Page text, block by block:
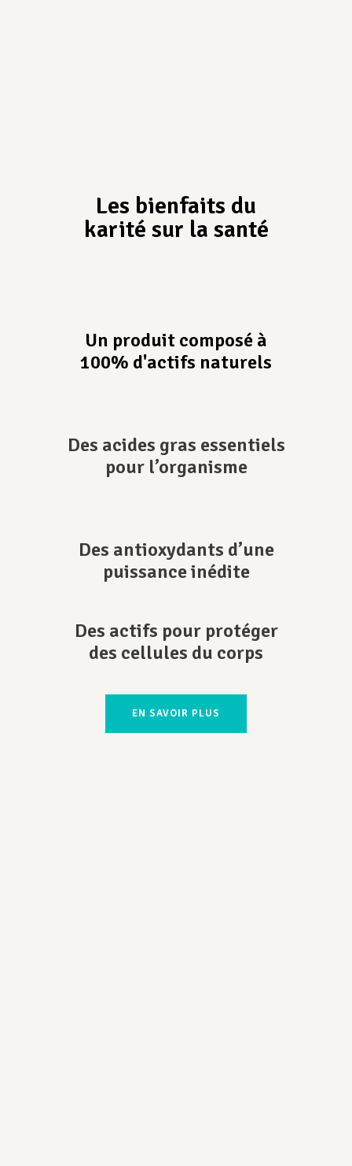
Les bienfaits du
karité sur la santé
Un produit composé à
100% d'actifs naturels
Des acides gras essentiels
pour l’organisme
Des antioxydants d’une
puissance inédite
Des actifs pour protéger
des cellules du corps
EN SAVOIR PLUS